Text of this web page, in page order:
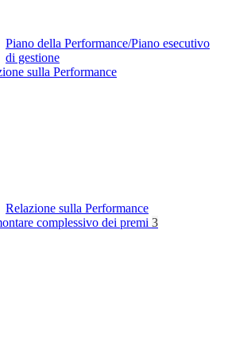
Piano della Performance/Piano esecutivo
di gestione
sulla Performance
Relazione sulla Performance
complessivo dei premi 3